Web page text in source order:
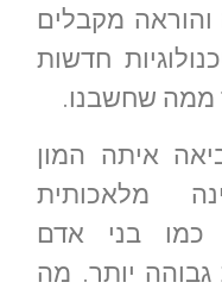
והוראה מקבלים
חדשות
ממה שחשבנו.
איתה המון
מלאכותית
כמו בני אדם
גבוהה יותר. מה